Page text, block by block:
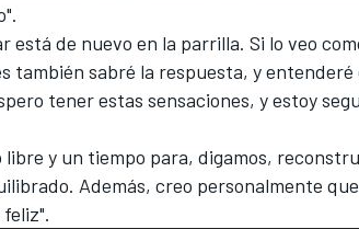
está de nuevo en la parrilla. Si lo veo
también sabré la respuesta, y
tener estas sensaciones, y estoy
y un tiempo para, digamos,
Además, creo personalmente